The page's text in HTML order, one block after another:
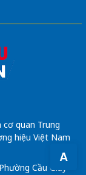
A
quan Trung
hiệu Việt Nam
Cầu Giấy -